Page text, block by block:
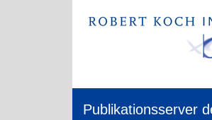
Publikationsserver